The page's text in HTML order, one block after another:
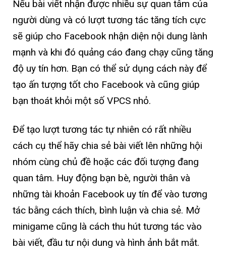
Nếu bài viết nhận được nhiều sự quan tâm của
người dùng và có lượt tương tác tăng tích cực
sẽ giúp cho Facebook nhận diện nội dung lành
mạnh và khi đó quảng cáo đang chạy cũng tăng
độ uy tín hơn. Bạn có thể sử dụng cách này để
tạo ấn tượng tốt cho Facebook và cũng giúp
bạn thoát khỏi một số VPCS nhỏ.
Để tạo lượt tương tác tự nhiên có rất nhiều
cách cụ thể hãy chia sẻ bài viết lên những hội
nhóm cùng chủ đề hoặc các đối tượng đang
quan tâm. Huy động bạn bè, người thân và
những tài khoản Facebook uy tín để vào tương
tác bằng cách thích, bình luận và chia sẻ. Mở
minigame cũng là cách thu hút tương tác vào
bài viết, đầu tư nội dung và hình ảnh bắt mắt.